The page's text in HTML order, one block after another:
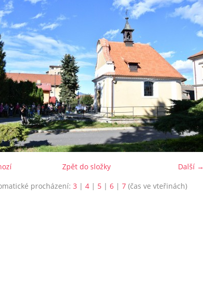
Další →
Zpět do složky
procházení: 3 | 4| 5| 6| 7(čas ve vteřinách)